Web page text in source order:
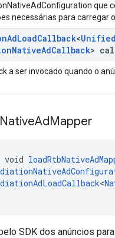
que
necessárias para carregar
AdLoadCallback<Unified
NativeAdCallback>
a ser invocado quando o
NativeAdMapper
void
<
SDK dos anúncios